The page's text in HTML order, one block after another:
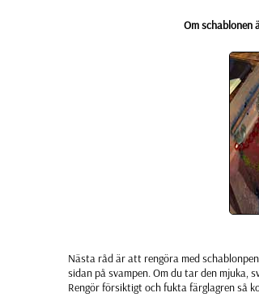
Om schablonen
Nästa råd är att rengöra med
sidan på svampen. Om du tar den mjuka,
Rengör försiktigt och fukta färglagren så